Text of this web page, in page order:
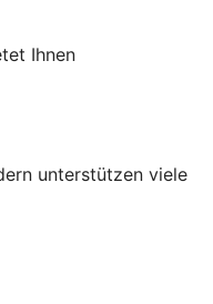
Ihnen
unterstützen viele